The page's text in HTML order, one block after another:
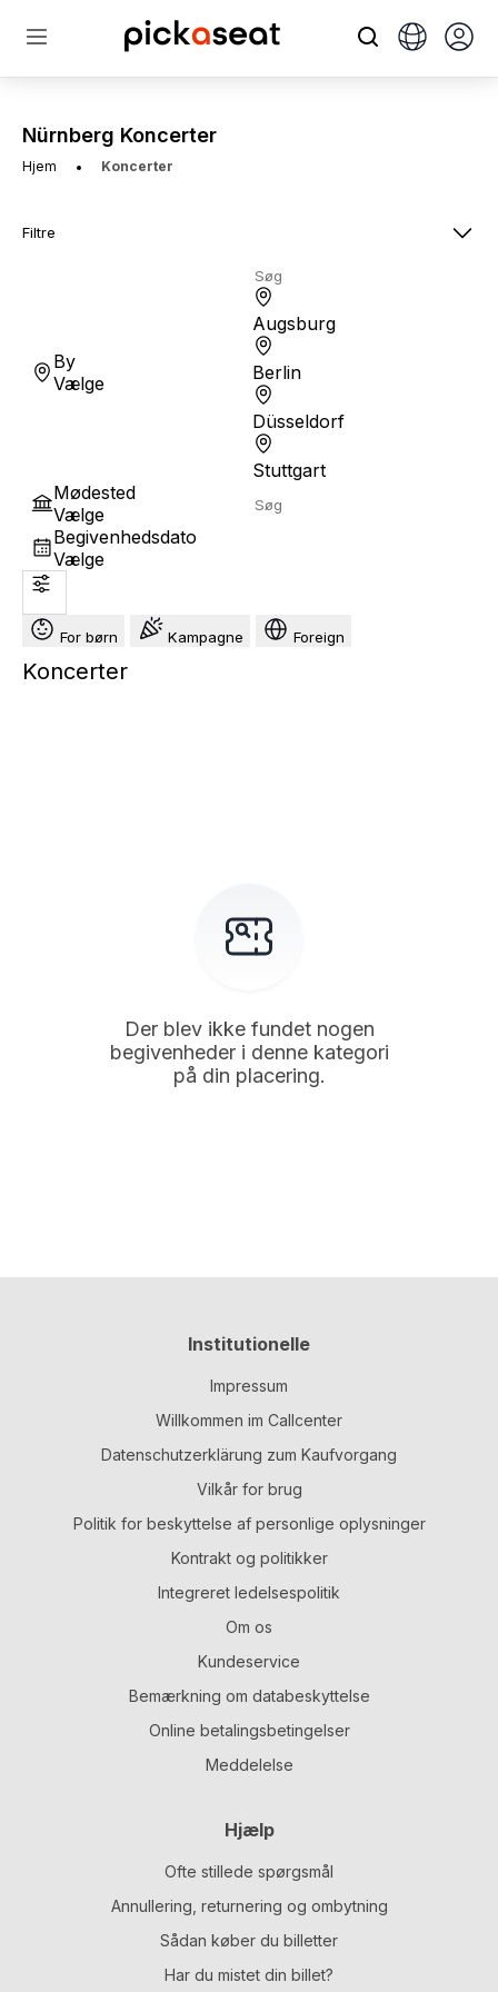
Nürnberg Koncerter
Hjem Koncerter
Filtre
By
Vælge
Augsburg
Berlin
Düsseldorf
Stuttgart
Mødested
Vælge
Begivenhedsdato
Vælge
For børn Kampagne Foreign
Koncerter
Der blev ikke fundet nogen
begivenheder i denne kategori
på din placering.
Institutionelle
Impressum
Willkommen im Callcenter
Datenschutzerklärung zum Kaufvorgang
Vilkår for brug
Politik for beskyttelse af personlige oplysninger
Kontrakt og politikker
Integreret ledelsespolitik
Om os
Kundeservice
Bemærkning om databeskyttelse
Online betalingsbetingelser
Meddelelse
Hjælp
Ofte stillede spørgsmål
Annullering, returnering og ombytning
Sådan køber du billetter
Har du mistet din billet?